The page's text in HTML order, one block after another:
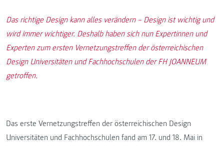
Das richtige Design kann alles verändern – Design ist wichtig und
wird immer wichtiger. Deshalb haben sich nun Expertinnen und
Experten zum ersten Vernetzungstreffen der österreichischen
Design Universitäten und Fachhochschulen der FH JOANNEUM
getroffen.
Das erste Vernetzungstreffen der österreichischen Design
Universitäten und Fachhochschulen fand am 17. und 18. Mai in